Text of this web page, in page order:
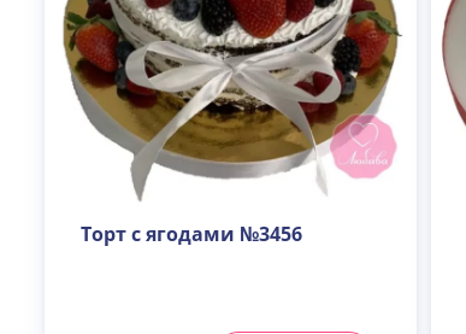
Торт с ягодами №3456